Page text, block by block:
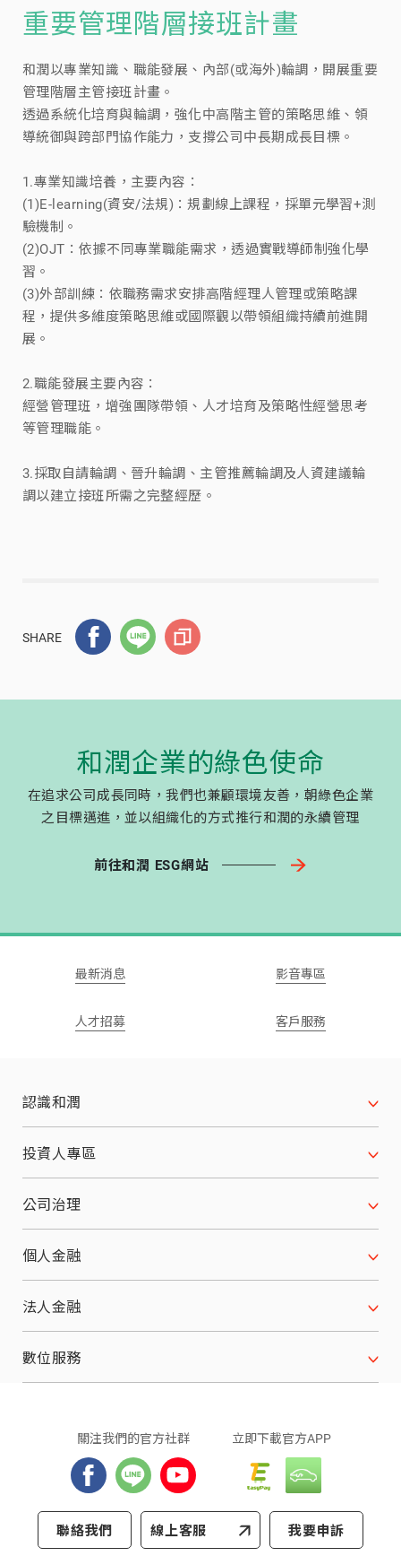
重要管理階層接班計畫
和潤以專業知識、職能發展、內部(或海外)輪調，開展重要
管理階層主管接班計畫。
透過系統化培育與輪調，強化中高階主管的策略思維、領
導統御與跨部門協作能力，支撐公司中長期成長目標。
1.專業知識培養，主要內容：
(1)E-learning(資安/法規)：規劃線上課程，採單元學習+測
驗機制。
(2)OJT：依據不同專業職能需求，透過實戰導師制強化學
習。
(3)外部訓練：依職務需求安排高階經理人管理或策略課
程，提供多維度策略思維或國際觀以帶領組織持續前進開
展。
2.職能發展主要內容：
經營管理班，增強團隊帶領、人才培育及策略性經營思考
等管理職能。
3.採取自請輪調、晉升輪調、主管推薦輪調及人資建議輪
調以建立接班所需之完整經歷。
SHARE
和潤企業的綠色使命
在追求公司成長同時，我們也兼顧環境友善，朝綠色企業
之目標邁進，並以組織化的方式推行和潤的永續管理
前往和潤 ESG網站
最新消息 影音專區
人才招募 客戶服務
認識和潤
公司沿革
願景使命 經營理念
關係企業
投資人專區
財務資訊
月合併營收
每季財務報表
股東會資料
主要股東名單
歷年股利資訊
公司治理
公司治理架構
董事會
董事會重要決議
公司章程及辦法
個人金融
汽車分期
機車分期
原車融資分期
消費者保護專區
法人金融
設備分期
企業客戶服務
數位服務
LINE 個人化服務
關注我們的官方社群 立即下載官方APP
聯絡我們 線上客服 我要申訴
為提供您更好的網站體驗，和潤企業網站採用Cookies